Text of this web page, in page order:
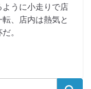
うに小走りで店
、店内は熱気と
。